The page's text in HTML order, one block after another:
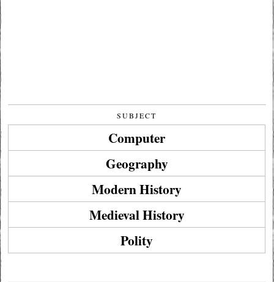
SUBJECT
Computer
Geography
Modern History
Medieval History
Polity